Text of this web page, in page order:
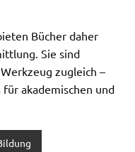
Bücher daher
Sie sind
zugleich –
akademischen und